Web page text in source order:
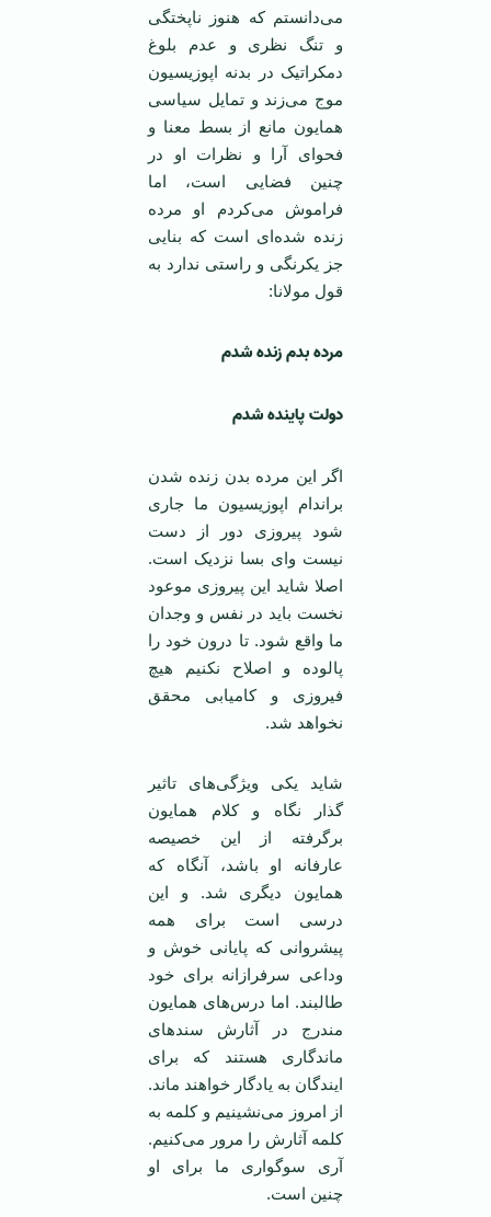
می‌دانستم که هنوز ناپختگی
و تنگ نظری و عدم بلوغ
دمکراتیک در بدنه اپوزیسیون
موج می‌زند و تمایل سیاسی
همایون مانع از بسط معنا و
فحوای آرا و نظرات او در
چنین فضایی است، اما
فراموش می‌کردم او مرده
زنده شده‌ای است که بنایی
جز یکرنگی و راستی ندارد به
قول مولانا:
مرده بدم زنده شدم
دولت پاینده شدم
اگر این مرده بدن زنده شدن
براندام اپوزیسیون ما جاری
شود پیروزی دور از دست
نیست و‌ای بسا نزدیک است.
اصلا شاید این پیروزی موعود
نخست باید در نفس و وجدان
ما واقع شود. تا درون خود را
پالوده و اصلاح نکنیم هیچ
فیروزی و کامیابی محقق
نخواهد شد.
شاید یکی ویژگی‌های تاثیر
گذار نگاه و کلام همایون
برگرفته از این خصیصه
عارفانه او باشد، آنگاه که
همایون دیگری شد. و این
درسی است برای همه
پیشروانی که پایانی خوش و
وداعی سرفرازانه برای خود
طالبند. اما درس‌های همایون
مندرج در آثارش سندهای
ماندگاری هستند که برای
ایندگان به یادگار خواهند ماند.
از امروز می‌نشینیم و کلمه به
کلمه آثارش را مرور می‌کنیم.
آری سوگواری ما برای او
چنین است.